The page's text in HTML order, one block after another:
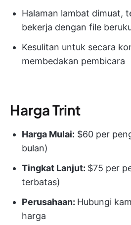
Halaman lambat dimuat,
bekerja dengan file
Kesulitan untuk secara
membedakan pembicara
Harga Trint
Harga Mulai: $60 per
bulan)
Tingkat Lanjut: $75 per
terbatas)
Perusahaan: Hubungi
harga